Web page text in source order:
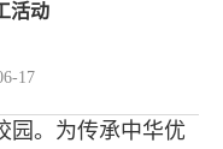
活动
17
园。为传承中华优